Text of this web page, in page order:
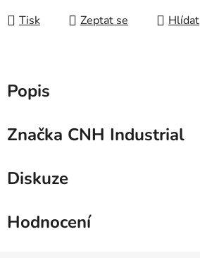
Tisk Zeptat se Hlídat
Popis
Značka CNH Industrial
Diskuze
Hodnocení